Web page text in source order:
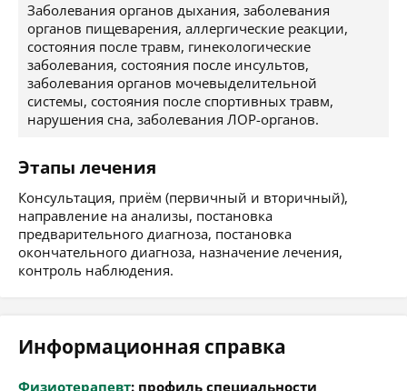
Заболевания органов дыхания, заболевания
органов пищеварения, аллергические реакции,
состояния после травм, гинекологические
заболевания, состояния после инсультов,
заболевания органов мочевыделительной
системы, состояния после спортивных травм,
нарушения сна, заболевания ЛОР-органов.
Этапы лечения
Консультация, приём (первичный и вторичный),
направление на анализы, постановка
предварительного диагноза, постановка
окончательного диагноза, назначение лечения,
контроль наблюдения.
Информационная справка
Физиотерапевт: профиль специальности